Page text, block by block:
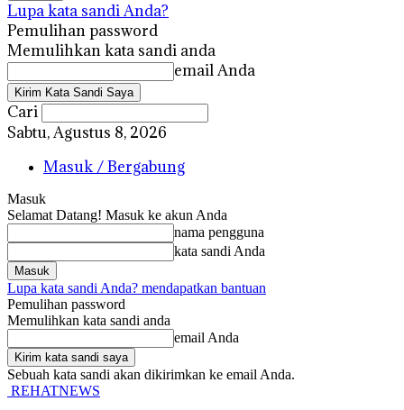
Lupa kata sandi Anda?
Pemulihan password
Memulihkan kata sandi anda
email Anda
Cari
Sabtu, Agustus 8, 2026
Masuk / Bergabung
Masuk
Selamat Datang! Masuk ke akun Anda
nama pengguna
kata sandi Anda
Lupa kata sandi Anda? mendapatkan bantuan
Pemulihan password
Memulihkan kata sandi anda
email Anda
Sebuah kata sandi akan dikirimkan ke email Anda.
REHATNEWS